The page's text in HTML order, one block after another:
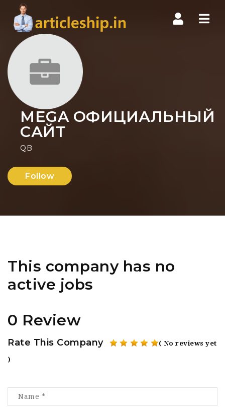
MEGA ОФИЦИАЛЬНЫЙ
САЙТ
QB
Follow
This company has no
active jobs
0 Review
Rate This Company ( No reviews yet
)